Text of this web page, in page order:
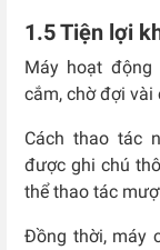
1.5 Tiện lợi
Máy hoạt động
cắm, chờ đợi vài
Cách thao tác
được ghi chú
thể thao tác
Đồng thời, máy